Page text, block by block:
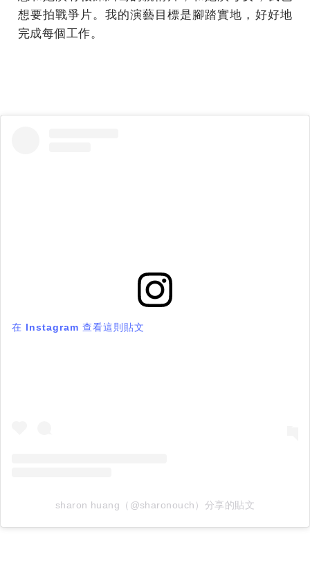
想要拍戰爭片。我的演藝目標是腳踏實地，好好地
完成每個工作。
在 Instagram 查看這則貼文
sharon huang（@sharonouch）分享的貼文